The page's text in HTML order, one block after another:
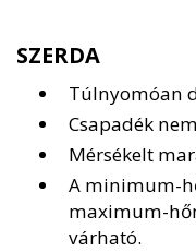
SZERDA
Túlnyomóan
Csapadék
Mérsékelt
A minimum-
maximum-
várható.